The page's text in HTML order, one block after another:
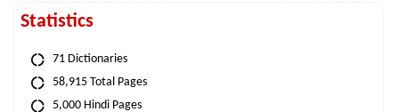
Statistics
71 Dictionaries
58,915 Total Pages
5,000 Hindi Pages